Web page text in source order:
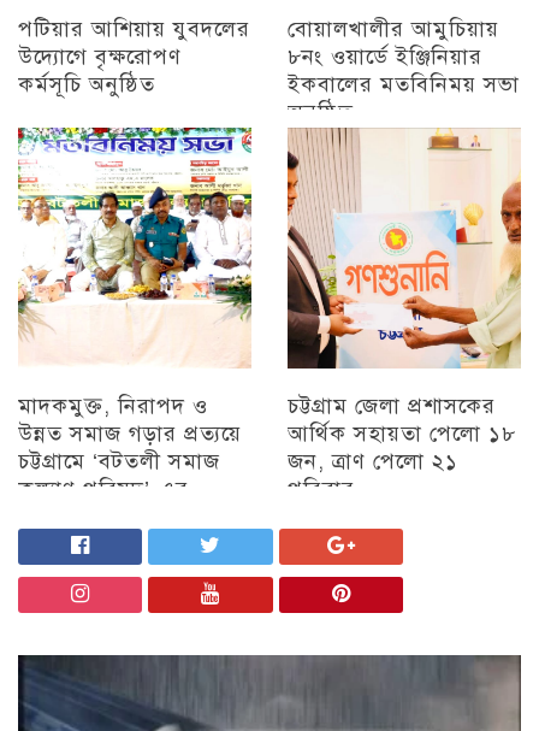
পটিয়ার আশিয়ায় যুবদলের
উদ্যোগে বৃক্ষরোপণ
কর্মসূচি অনুষ্ঠিত
অন্যান্য
বোয়ালখালীর আমুচিয়ায়
৮নং ওয়ার্ডে ইঞ্জিনিয়ার
ইকবালের মতবিনিময় সভা
অনুষ্ঠিত
চট্টগ্রাম
মাদকমুক্ত, নিরাপদ ও
উন্নত সমাজ গড়ার প্রত্যয়ে
চট্টগ্রামে ‘বটতলী সমাজ
কল্যাণ পরিষদ’-এর
চট্টগ্রাম
চট্টগ্রাম জেলা প্রশাসকের
আর্থিক সহায়তা পেলো ১৮
জন, ত্রাণ পেলো ২১
পরিবার
চট্টগ্রাম